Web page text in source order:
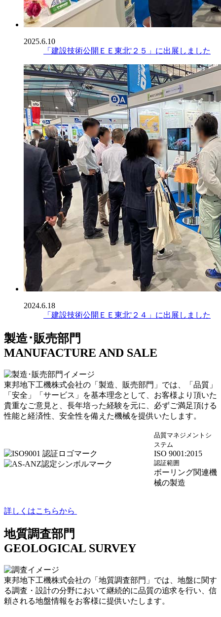
2025.6.10
「建設技術公開ＥＥ東北'２５」に出展しました
2024.6.18
「建設技術公開ＥＥ東北'２４」に出展しました
製造･販売部門
MANUFACTURE AND SALE
東邦地下工機株式会社の「製造、販売部門」では、「品質」
「安全」「サービス」を基本理念として、お客様より頂いた
貴重なご意見と、長年培った経験を元に、必ずご満足頂ける
性能と経済性、安全性を備えた機械を提供いたします。
品質マネジメントシ
ステム
ISO 9001:2015
認証範囲
ボーリング関連機
械の製造
詳しくはこちらから
地質調査部門
GEOLOGICAL SURVEY
東邦地下工機株式会社の「地質調査部門」では、地盤に関す
る調査・設計の分野において継続的に品質の追求を行い、信
頼される地盤情報をお客様に提供いたします。